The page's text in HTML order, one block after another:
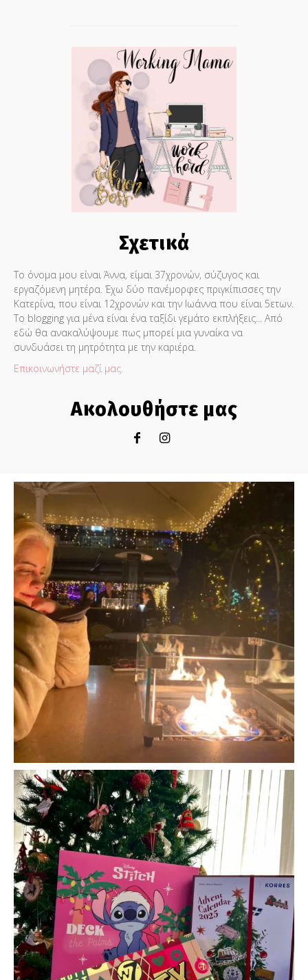
Σχετικά
Το όνομα μου είναι Άννα, είμαι 37χρονών, σύζυγος και
εργαζόμενη μητέρα. Έχω δύο πανέμορφες πριγκίπισσες την
Κατερίνα, που είναι 12χρονών και την Ιωάννα που είναι 5ετων.
Το blogging για μένα είναι ένα ταξίδι γεμάτο εκπλήξεις... Από
εδώ θα ανακαλύψουμε πως μπορεί μια γυναίκα να
συνδυάσει τη μητρότητα με την καριέρα.
Επικοινωνήστε μαζί μας.
Ακολουθήστε μας